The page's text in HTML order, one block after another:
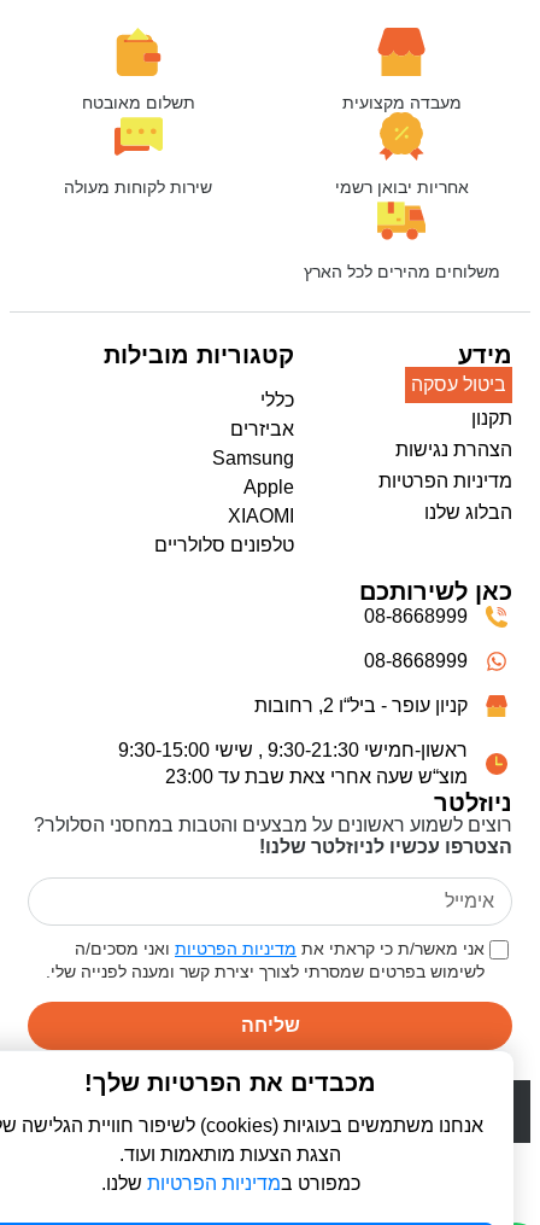
מעבדה מקצועית תשלום מאובטח
אחריות יבואן רשמי שירות לקוחות מעולה
משלוחים מהירים לכל הארץ
ניוזלטר
רוצים לשמוע ראשונים על מבצעים והטבות במחסני הסלולר?
הצטרפו עכשיו לניוזלטר שלנו!
אני מאשר/ת כי קראתי אתמדיניות הפרטיותואני מסכים/ה
לשימוש בפרטים שמסרתי לצורך יצירת קשר ומענה לפנייה שלי.
שליחה
מידע
ביטול עסקה
תקנון
הצהרת נגישות
מדיניות הפרטיות
הבלוג שלנו
קטגוריות מובילות
כללי
אביזרים
Samsung
Apple
XIAOMI
טלפונים סלולריים
כאן לשירותכם
08-8668999
08-8668999
קניון עופר - ביל“ו 2, רחובות
ראשון-חמישי 9:30-21:30 , שישי 9:30-15:00
מוצ“ש שעה אחרי צאת שבת עד 23:00
WebDigital | וובדיגיטל - עיצוב ובניית אתרים
מכבדים את הפרטיות שלך!
אנחנו משתמשים בעוגיות (cookies) לשיפור חוויית הגלישה שלך,
הצגת הצעות מותאמות ועוד.
כמפורט במדיניות הפרטיותשלנו.